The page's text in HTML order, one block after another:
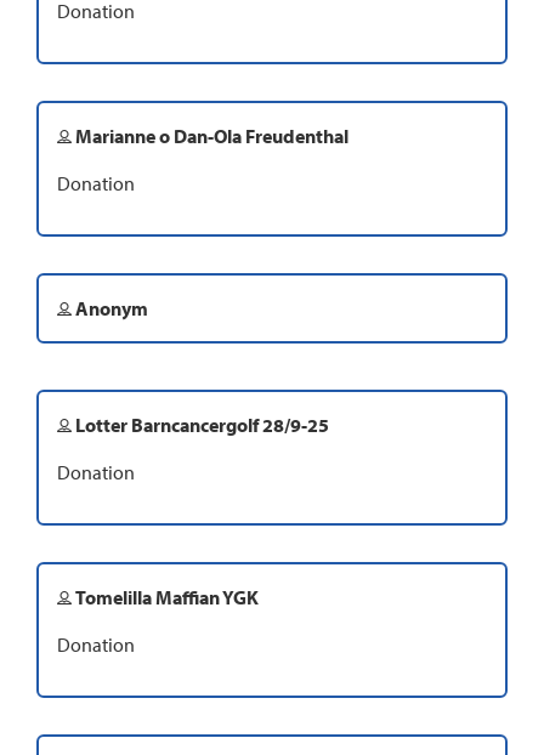
Donation
Marianne o Dan-Ola Freudenthal
Donation
Anonym
Lotter Barncancergolf 28/9-25
Donation
Tomelilla Maffian YGK
Donation